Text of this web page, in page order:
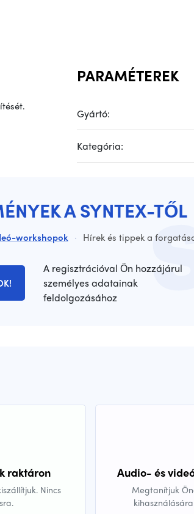
PARAMÉTEREK
Gyártó:
Kategória:
A SYNTEX-TŐL
workshopok · Hírek és tippek a
A regisztrációval Ön hozzájárul
személyes adatainak
feldolgozásához
raktáron
Nincs
Audio- és
Megtanítjuk